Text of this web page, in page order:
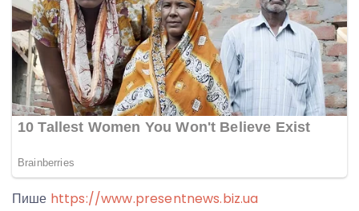
Пише https://www.presentnews.biz.ua